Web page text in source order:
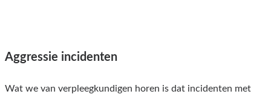
Aggressie incidenten
Wat we van verpleegkundigen horen is dat incidenten met